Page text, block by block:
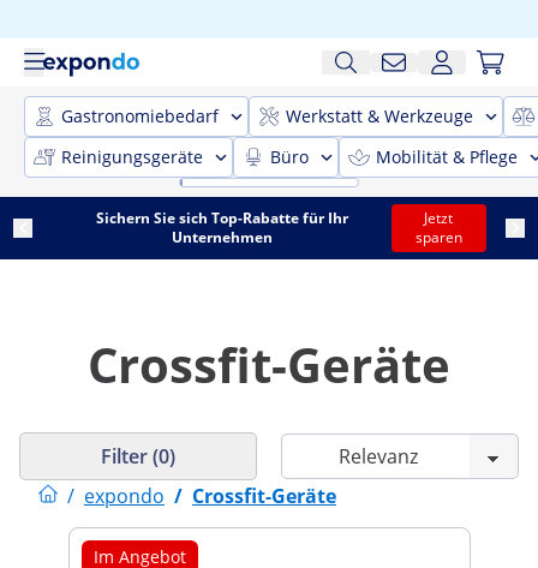
Gastronomiebedarf
Werkstatt & Werkzeuge
Reinigungsgeräte
Büro Mobilität & Pflege
Sichern Sie sich Top-Rabatte für Ihr
Unternehmen
Jetzt
sparen
Crossfit-Geräte
/ expondo / Crossfit-Geräte
Filter (0)
Im Angebot